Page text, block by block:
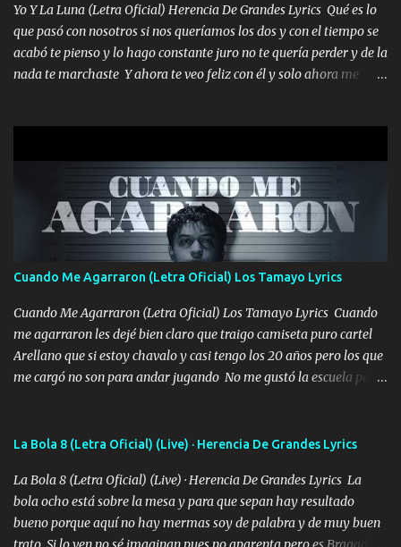
seguiré esperando hasta volvernos a vernos El recuerdo que yo
tengo de mi mente no se va, en mi corazón me llevo lo mismo que
tu papá, a veces me pongo triste porque no puedo mirarte, mas se
que tu me escuchas porque tu eres mi gran ángel, El desespero me
Yo Y La Luna (Letra Oficial) Herencia De Grandes Lyrics Qué es lo
que pasó con nosotros si nos queríamos los dos y con el tiempo se
acabó te pienso y lo hago constante juro no te quería perder y de la
nada te marchaste Y ahora te veo feliz con él y solo ahora me
pero eso ya no va a pasar me perderé en la soledad Porque me
mirabas bonito si yo no fui el final feliz el final fue triste pa mí Y
duele no tenerte aquí sabiendo que moría por ti yo y la luna
cantamos y por ti nos embriagamos Quién sabe qué será de mí si
contigo fui muy feliz a lo mejor no lloró pero muy en el fondo te
adoro
Cuando Me Agarraron (Letra Oficial) Los Tamayo Lyrics
Cuando Me Agarraron (Letra Oficial) Los Tamayo Lyrics Cuando
me agarraron les dejé bien claro que traigo camiseta puro cartel
Arellano que si estoy chavalo y casi tengo los 20 años pero los que
me cargó no son para andar jugando No me gustó la escuela pero
firme el legado que si como me llamó varios ya se han preguntado
fajado y mi R terciado me van a ver allá por TJ para un licenciado
mando un abrazo andamos al cien Choritas también Música
Ando en la colonia bien acelerado traigo un M2 que nunca me ha
La Bola 8 (Letra Oficial) (Live) · Herencia De Grandes Lyrics
La Bola 8 (Letra Oficial) (Live) · Herencia De Grandes Lyrics La
bola ocho está sobre la mesa y para que sepan hay resultado
bueno porque aquí no hay mermas soy de palabra y de muy buen